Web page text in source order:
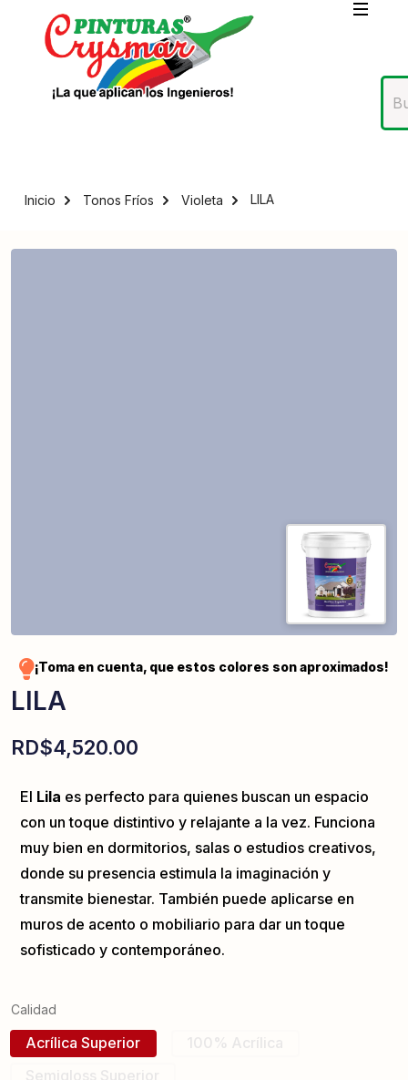
Inicio Tonos Fríos Violeta LILA
¡Toma en cuenta, que estos colores son aproximados!
LILA
RD$4,520.00
El Lila es perfecto para quienes buscan un espacio
con un toque distintivo y relajante a la vez. Funciona
muy bien en dormitorios, salas o estudios creativos,
donde su presencia estimula la imaginación y
transmite bienestar. También puede aplicarse en
muros de acento o mobiliario para dar un toque
sofisticado y contemporáneo.
Calidad
Acrílica Superior
100% Acrílica
Semigloss Superior